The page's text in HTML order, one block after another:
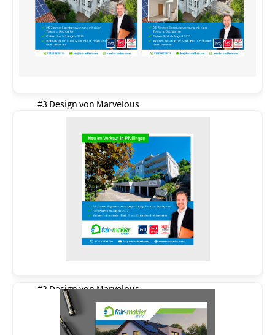
#3 Design von Marvelous
#2 Design vonMarvelous